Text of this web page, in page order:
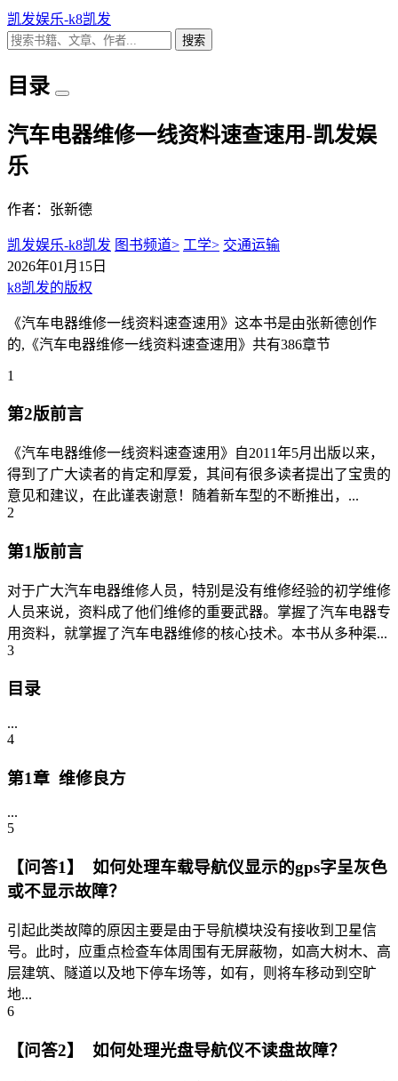
凯发娱乐-k8凯发
搜索
目录
汽车电器维修一线资料速查速用-凯发娱
乐
作者：张新德
凯发娱乐-k8凯发 图书频道> 工学> 交通运输
2026年01月15日
k8凯发的版权
《汽车电器维修一线资料速查速用》这本书是由张新德创作
的,《汽车电器维修一线资料速查速用》共有386章节
1
第2版前言
《汽车电器维修一线资料速查速用》自2011年5月出版以来，
得到了广大读者的肯定和厚爱，其间有很多读者提出了宝贵的
意见和建议，在此谨表谢意！随着新车型的不断推出，...
2
第1版前言
对于广大汽车电器维修人员，特别是没有维修经验的初学维修
人员来说，资料成了他们维修的重要武器。掌握了汽车电器专
用资料，就掌握了汽车电器维修的核心技术。本书从多种渠...
3
目录
...
4
第1章 维修良方
...
5
【问答1】 如何处理车载导航仪显示的gps字呈灰色
或不显示故障？
引起此类故障的原因主要是由于导航模块没有接收到卫星信
号。此时，应重点检查车体周围有无屏蔽物，如高大树木、高
层建筑、隧道以及地下停车场等，如有，则将车移动到空旷
地...
6
【问答2】 如何处理光盘导航仪不读盘故障？